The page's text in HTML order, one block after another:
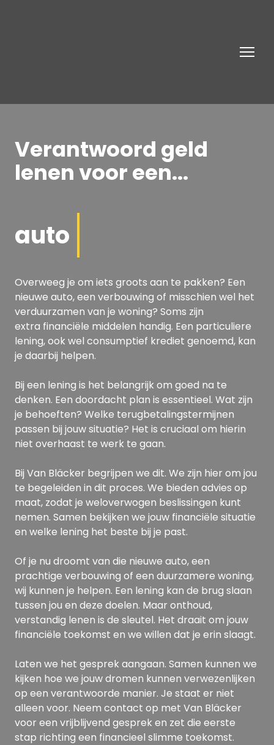
Verantwoord geld
lenen voor een...
auto
Overweeg je om iets groots aan te pakken? Een
nieuwe auto, een verbouwing of misschien wel het
verduurzamen van je woning? Soms zijn
extra financiële middelen handig. Een particuliere
lening, ook wel consumptief krediet genoemd, kan
je daarbij helpen.
Bij een lening is het belangrijk om goed na te
denken. Een doordacht plan is essentieel. Wat zijn
je behoeften? Welke terugbetalingstermijnen
passen bij jouw situatie? Het is cruciaal om hierin
niet overhaast te werk te gaan.
Bij Van Bläcker begrijpen we dit. We zijn hier om jou
te begeleiden in dit proces. We bieden advies op
maat, zodat je weloverwogen beslissingen kunt
nemen. Samen bekijken we jouw financiële situatie
en welke lening het beste bij je past.
Of je nu droomt van die nieuwe auto, een
prachtige verbouwing of een duurzamere woning,
wij kunnen je helpen. Een lening kan de brug slaan
tussen jou en deze doelen. Maar onthoud,
verstandig lenen is de sleutel. Het draait om jouw
financiële toekomst en we willen dat je erin slaagt.
Laten we het gesprek aangaan. Samen kunnen we
kijken hoe we jouw dromen kunnen verwezenlijken
op een verantwoorde manier. Je staat er niet
alleen voor. Neem contact op met Van Bläcker
voor een vrijblijvend gesprek en zet die eerste
stap richting een financieel slimme toekomst.